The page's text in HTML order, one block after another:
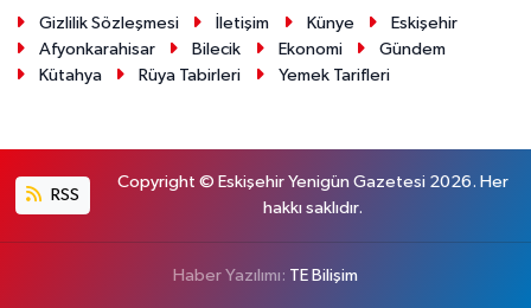
Gizlilik Sözleşmesi İletişim Künye
Eskişehir
Afyonkarahisar
Bilecik Ekonomi
Gündem
Kütahya
Rüya Tabirleri Yemek Tarifleri
RSS
Copyright © Eskişehir Yenigün Gazetesi 2026. Her
hakkı saklıdır.
Haber Yazılımı: TE Bilişim